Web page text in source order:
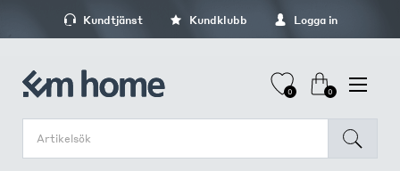
Kundtjänst Kundklubb Logga in
0 0